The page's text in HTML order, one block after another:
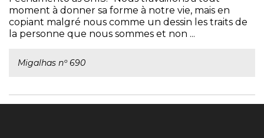
moment à donner sa forme à notre vie, mais en
copiant malgré nous comme un dessin les traits de
la personne que nous sommes et non ...
Migalhas nº 690